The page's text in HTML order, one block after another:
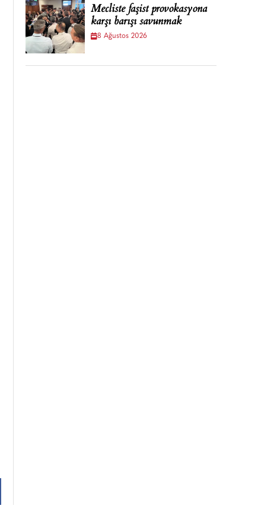
Mecliste faşist provokasyona
karşı barışı savunmak
8 Ağustos 2026